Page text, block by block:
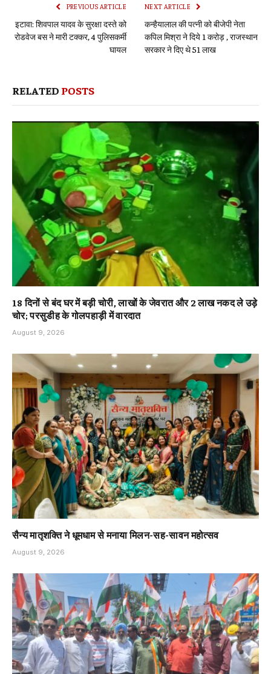
PREVIOUS ARTICLE
इटावा: शिवपाल यादव के सुरक्षा दस्ते को
रोडवेज बस ने मारी टक्कर, 4 पुलिसकर्मी
घायल
NEXT ARTICLE
कन्हैयालाल की पत्नी को बीजेपी नेता
कपिल मिश्रा ने दिये 1 करोड़ , राजस्थान
सरकार ने दिए थे 51 लाख
RELATED POSTS
18 दिनों से बंद घर में बड़ी चोरी, लाखों के जेवरात और 2 लाख नकद ले उड़े
चोर; परसुडीह के गोलपहाड़ी में वारदात
August 9, 2026
सैन्य मातृशक्ति ने धूमधाम से मनाया मिलन-सह-सावन महोत्सव
August 9, 2026